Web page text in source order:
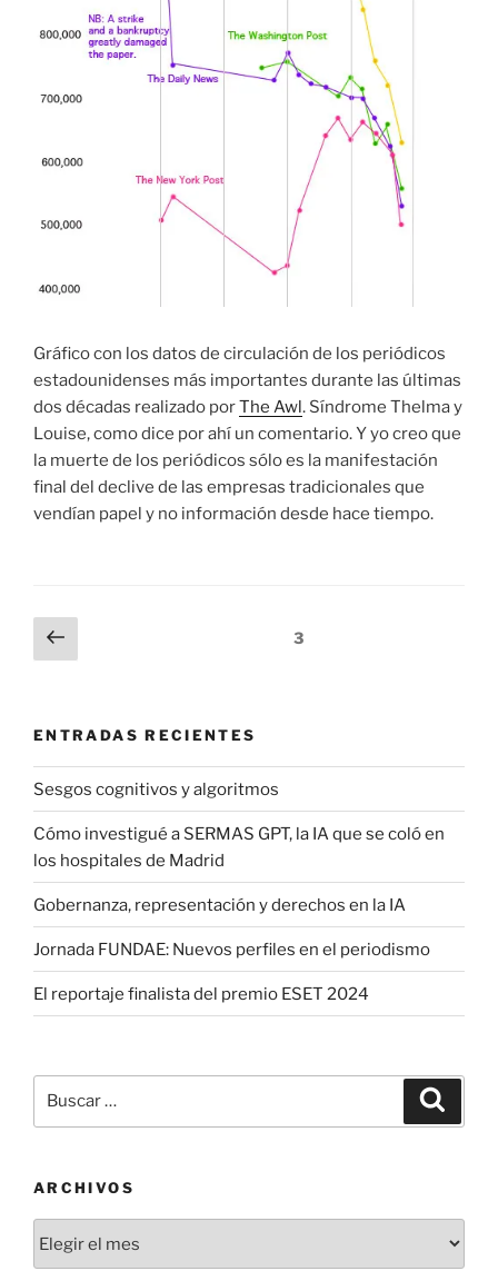
Gráfico con los datos de circulación de los periódicos
estadounidenses más importantes durante las últimas
dos décadas realizado porThe Awl. Síndrome Thelma y
Louise, como dice por ahí un comentario. Y yo creo que
la muerte de los periódicos sólo es la manifestación
final del declive de las empresas tradicionales que
vendían papel y no información desde hace tiempo.
Paginación
de
Página
anterior
Página3
ENTRADAS RECIENTES
Sesgos cognitivos y algoritmos
Cómo investigué a SERMAS GPT, la IA que se coló en
los hospitales de Madrid
Gobernanza, representación y derechos en la IA
Jornada FUNDAE: Nuevos perfiles en el periodismo
El reportaje finalista del premio ESET 2024
por:
ARCHIVOS